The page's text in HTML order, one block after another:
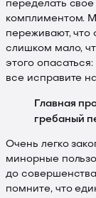
переделать
комплиментом.
переживают, что
слишком мало,
этого
все исправите
Главная
гребаный
Очень легко
минорные
до
помните, что